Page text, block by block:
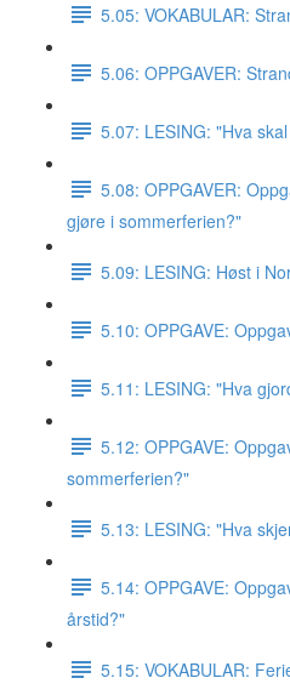
5.05: VOKABULAR:
5.06: OPPGAVER:
5.07: LESING: "Hva
5.08: OPPGAVER:
gjøre i sommerferien?"
5.09: LESING: Høst i
5.10: OPPGAVE:
5.11: LESING: "Hva
5.12: OPPGAVE:
sommerferien?"
5.13: LESING: "Hva
5.14: OPPGAVE:
årstid?"
5.15: VOKABULAR: